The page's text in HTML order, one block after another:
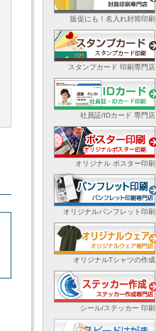
販促にも！名入れ封筒印刷
スタンプカード 印刷専門店
社員証/IDカード 専門店
オリジナル ポスター印刷
オリジナルパンフレット印刷
オリジナルTシャツの作成
シール/ステッカー 印刷